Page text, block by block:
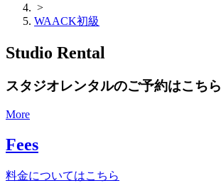
>
WAACK初級
Studio Rental
スタジオレンタルのご予約はこちら
More
Fees
料金についてはこちら